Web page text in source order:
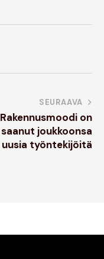
SEURAAVA
Rakennusmoodi on
saanut joukkoonsa
uusia työntekijöitä